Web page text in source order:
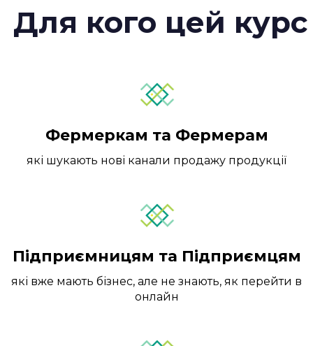
Для кого цей курс
Фермеркам та Фермерам
які шукають нові канали продажу продукції
Підприємницям та Підприємцям
які вже мають бізнес, але не знають, як перейти в
онлайн